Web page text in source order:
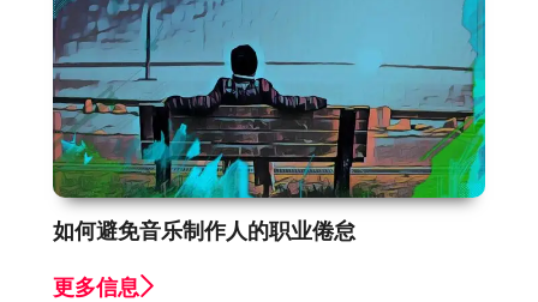
如何避免音乐制作人的职业倦怠
更多信息